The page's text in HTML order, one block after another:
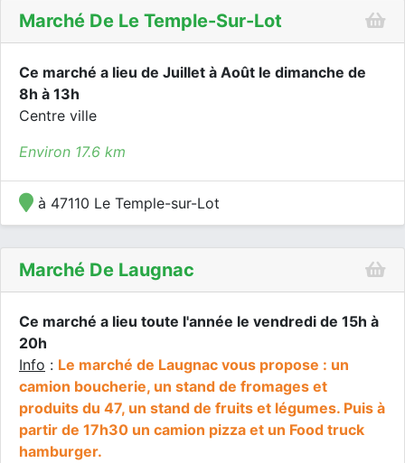
Marché De Le Temple-Sur-Lot
Ce marché a lieu de Juillet à Août le dimanche de
8h à 13h
Centre ville
Environ 17.6 km
à 47110 Le Temple-sur-Lot
Marché De Laugnac
Ce marché a lieu toute l'année le vendredi de 15h à
20h
Info : Le marché de Laugnac vous propose : un
camion boucherie, un stand de fromages et
produits du 47, un stand de fruits et légumes. Puis à
partir de 17h30 un camion pizza et un Food truck
hamburger.